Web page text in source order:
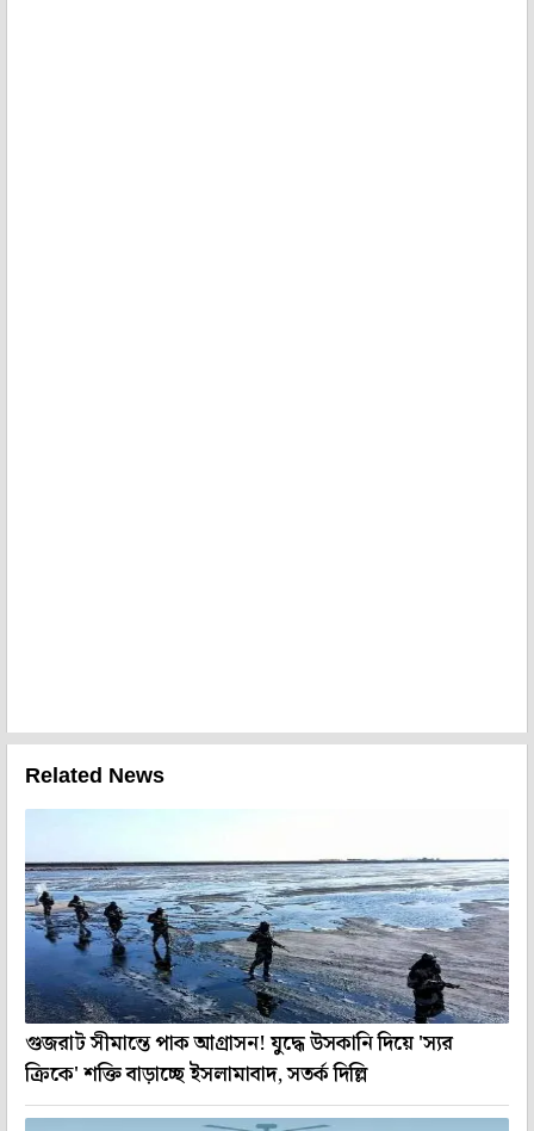
Related News
গুজরাট সীমান্তে পাক আগ্রাসন! যুদ্ধে উসকানি দিয়ে 'স্যর
ক্রিকে' শক্তি বাড়াচ্ছে ইসলামাবাদ, সতর্ক দিল্লি